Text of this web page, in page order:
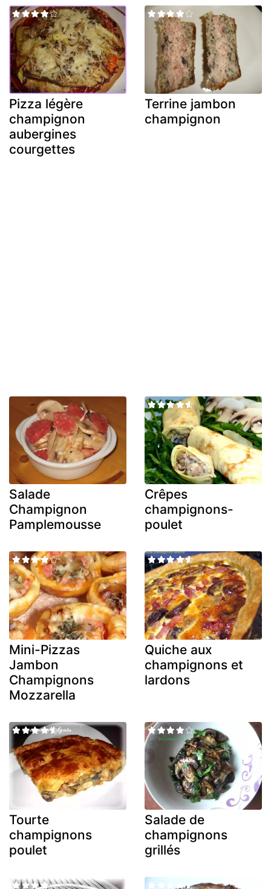
Pizza légère
champignon
aubergines
courgettes
Terrine jambon
champignon
Salade
Champignon
Pamplemousse
Crêpes
champignons-
poulet
Mini-Pizzas
Jambon
Champignons
Mozzarella
Quiche aux
champignons et
lardons
Tourte
champignons
poulet
Salade de
champignons
grillés